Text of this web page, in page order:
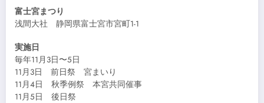
富士宮まつり
浅間大社 静岡県富士宮市宮町1-1
実施日
毎年11月3日〜5日
11月3日 前日祭 宮まいり
11月4日 秋季例祭 本宮共同催事
11月5日 後日祭